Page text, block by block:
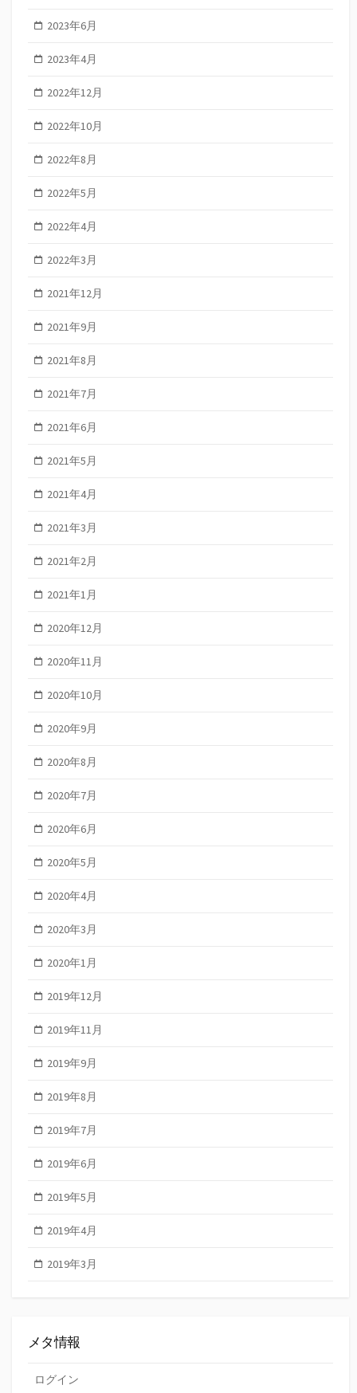
2023年6月
2023年4月
2022年12月
2022年10月
2022年8月
2022年5月
2022年4月
2022年3月
2021年12月
2021年9月
2021年8月
2021年7月
2021年6月
2021年5月
2021年4月
2021年3月
2021年2月
2021年1月
2020年12月
2020年11月
2020年10月
2020年9月
2020年8月
2020年7月
2020年6月
2020年5月
2020年4月
2020年3月
2020年1月
2019年12月
2019年11月
2019年9月
2019年8月
2019年7月
2019年6月
2019年5月
2019年4月
2019年3月
メタ情報
ログイン